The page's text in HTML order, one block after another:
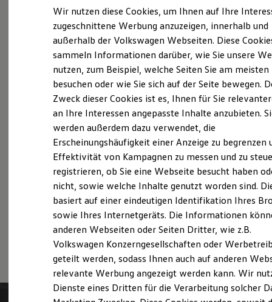
Elektroautos
ID. Tutorials
Elektrofahrzeugkonzepte
Reichweite
Reichweite der ID. Modelle
Reichweite im Winter
Laden
Laden unterwegs
Laden Zuhause
Ladezeitensimulator
Batterie
Sicherheit
Garantie und Lebensdauer
Nachhaltigkeit
Technologie
Kosten und Kauf
Verbrauchskosten
Kaufoptionen
E-Auto-Förderung
Software und Konnektivität
Die ID. Software 6
ID. Software Versionen und Updates
Digitale Extras
Schnittstellen zu Ihrem ID.
Probefahrt vereinbaren
Fahrzeugangebot anfordern
Servicetermin buchen
Serviceanfrage stellen
Wir nutzen diese Cookies, um Ihnen auf Ihre
zugeschnittene Werbung anzuzeigen, innerhalb und
außerhalb der Volkswagen Webseiten. Diese
sammeln Informationen darüber, wie Sie unsere
nutzen, zum Beispiel, welche Seiten Sie am meisten
besuchen oder wie Sie sich auf der Seite bewegen.
Zweck dieser Cookies ist es, Ihnen für Sie
an Ihre Interessen angepasste Inhalte anzubieten.
werden außerdem dazu verwendet, die
Erscheinungshäufigkeit einer Anzeige zu begrenzen
Effektivität von Kampagnen zu messen und zu
registrieren, ob Sie eine Webseite besucht haben
nicht, sowie welche Inhalte genutzt worden sind.
basiert auf einer eindeutigen Identifikation Ihres
sowie Ihres Internetgeräts. Die Informationen
anderen Webseiten oder Seiten Dritter, wie z.B.
Volkswagen Konzerngesellschaften oder
geteilt werden, sodass Ihnen auch auf anderen
relevante Werbung angezeigt werden kann. Wir
Dienste eines Dritten für die Verarbeitung solcher